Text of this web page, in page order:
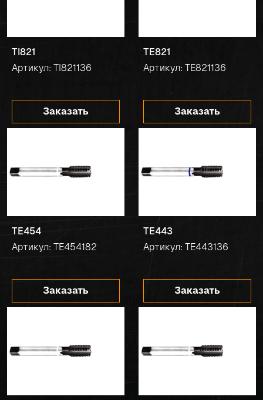
TI821
Артикул: TI821136
Заказать
TE821
Артикул: TE821136
Заказать
TE454
Артикул: TE454182
Заказать
TE443
Артикул: TE443136
Заказать